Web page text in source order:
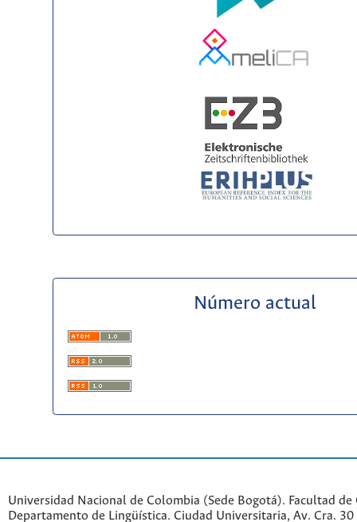
Número actual
Universidad Nacional de Colombia (Sede Bogotá). Facultad de
Departamento de Lingüística. Ciudad Universitaria, Av. Cra.